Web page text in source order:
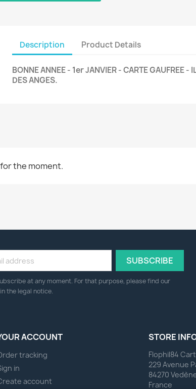
Description Product Details
BONNE ANNEE - 1er JANVIER - CARTE GAUFREE -
DES ANGES.
the moment.
at any moment. For that purpose, please find our
the legal notice.
ACCOUNT
tracking
in
account
STORE
Flophil84
229 Avenue
84270
France